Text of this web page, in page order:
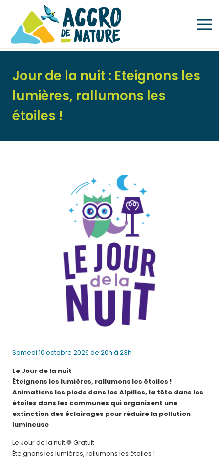
Jour de la nuit : Eteignons les
lumières, rallumons les
étoiles !
Samedi 10 octobre 2026 de 20h à 23h.
Le Jour de la nuit
Éteignons les lumières, rallumons les étoiles !
Animations les pieds dans les Alpilles, la tête dans les
étoiles dans les communes qui organisent une
extinction des éclairages pour réduire la pollution
lumineuse
Le Jour de la nuit ❁ Gratuit
Éteignons les lumières, rallumons les étoiles !